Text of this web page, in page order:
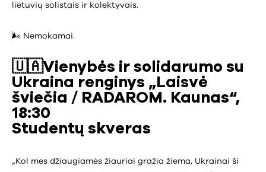
lietuvių solistais ir kolektyvais.
🌬️ Nemokamai.
🇺🇦Vienybės ir solidarumo su
Ukraina renginys „Laisvė
šviečia / RADAROM. Kaunas“,
18:30
Studentų skveras
„Kol mes džiaugiamės žiauriai gražia žiema, Ukrainai ši